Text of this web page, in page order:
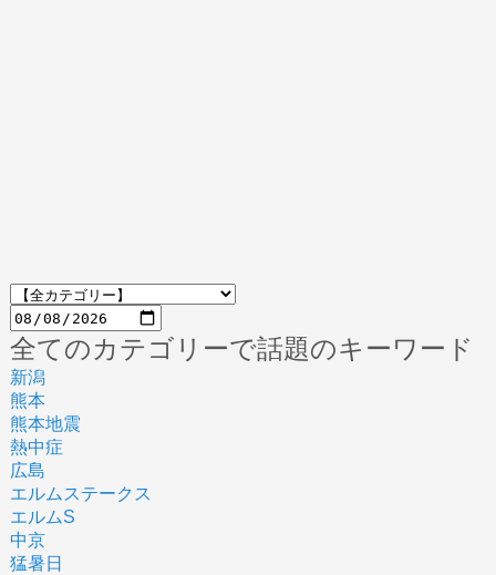
全てのカテゴリーで話題のキーワード
新潟
熊本
熊本地震
熱中症
広島
エルムステークス
エルムS
中京
猛暑日